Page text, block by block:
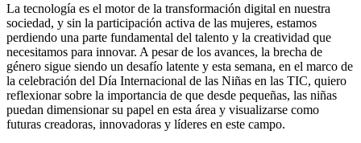
La tecnología es el motor de la transformación digital en nuestra
sociedad, y sin la participación activa de las mujeres, estamos
perdiendo una parte fundamental del talento y la creatividad que
necesitamos para innovar. A pesar de los avances, la brecha de
género sigue siendo un desafío latente y esta semana, en el marco de
la celebración del Día Internacional de las Niñas en las TIC, quiero
reflexionar sobre la importancia de que desde pequeñas, las niñas
puedan dimensionar su papel en esta área y visualizarse como
futuras creadoras, innovadoras y líderes en este campo.